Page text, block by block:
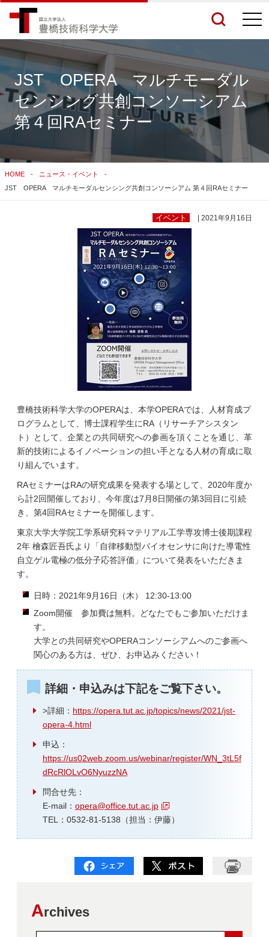
検索結果をもっと見る
関連サイトすべてを検索する
JST OPERA マルチモーダル
センシング共創コンソーシアム
第４回RAセミナー
HOME
ニュース・イベント
JST OPERA マルチモーダルセンシング共創コンソーシアム 第４回RAセミナー
イベント | 2021年9月16日
豊橋技術科学大学のOPERAは、本学OPERAでは、人材育成プ
ログラムとして、博士課程学生にRA（リサーチアシスタン
ト）として、企業との共同研究への参画を頂くことを通じ、革
新的技術によるイノベーションの担い手となる人材の育成に取
り組んでいます。
RAセミナーはRAの研究成果を発表する場として、2020年度か
ら計2回開催しており、今年度は7月8日開催の第3回目に引続
き、第4回RAセミナーを開催します。
東京大学大学院工学系研究科マテリアル工学専攻博士後期課程
2年 檜森匠吾氏より「自律移動型バイオセンサに向けた導電性
自立ゲル電極の低分子応答評価」について発表をいただきま
す。
日時：2021年9月16日（木） 12:30-13:00
Zoom開催 参加費は無料。どなたでもご参加いただけま
す。
大学との共同研究やOPERAコンソーシアムへのご参画へ
関心のある方は、ぜひ、お申込みください！
詳細・申込みは下記をご覧下さい。
>詳細： https://opera.tut.ac.jp/topics/news/2021/jst-
opera-4.html
申込：
https://us02web.zoom.us/webinar/register/WN_3tL5f
dRcRlOLvO6NyuzzNA
問合せ先：
E-mail： opera@office.tut.ac.jp
TEL：0532-81-5138（担当：伊藤）
Archives